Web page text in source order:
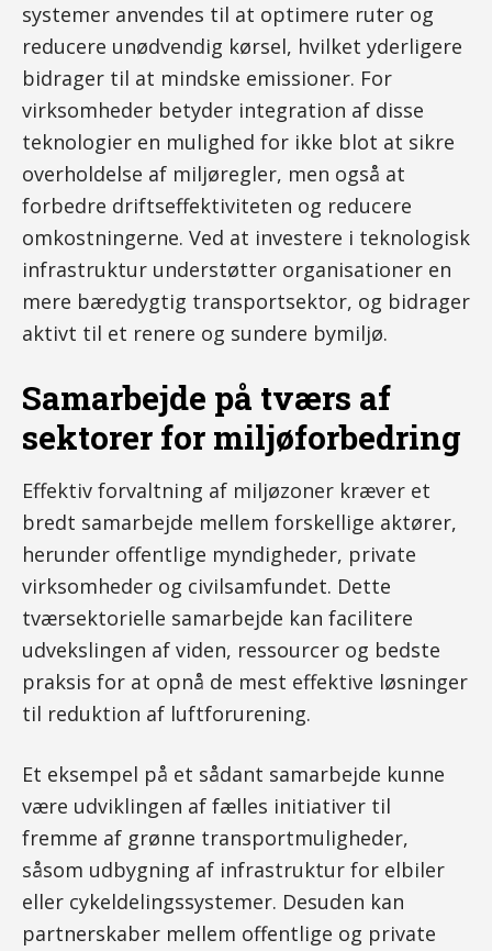
systemer anvendes til at optimere ruter og
reducere unødvendig kørsel, hvilket yderligere
bidrager til at mindske emissioner. For
virksomheder betyder integration af disse
teknologier en mulighed for ikke blot at sikre
overholdelse af miljøregler, men også at
forbedre driftseffektiviteten og reducere
omkostningerne. Ved at investere i teknologisk
infrastruktur understøtter organisationer en
mere bæredygtig transportsektor, og bidrager
aktivt til et renere og sundere bymiljø.
Samarbejde på tværs af
sektorer for miljøforbedring
Effektiv forvaltning af miljøzoner kræver et
bredt samarbejde mellem forskellige aktører,
herunder offentlige myndigheder, private
virksomheder og civilsamfundet. Dette
tværsektorielle samarbejde kan facilitere
udvekslingen af viden, ressourcer og bedste
praksis for at opnå de mest effektive løsninger
til reduktion af luftforurening.
Et eksempel på et sådant samarbejde kunne
være udviklingen af fælles initiativer til
fremme af grønne transportmuligheder,
såsom udbygning af infrastruktur for elbiler
eller cykeldelingssystemer. Desuden kan
partnerskaber mellem offentlige og private